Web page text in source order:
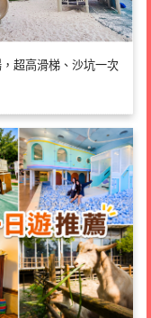
超高滑梯、沙坑一次